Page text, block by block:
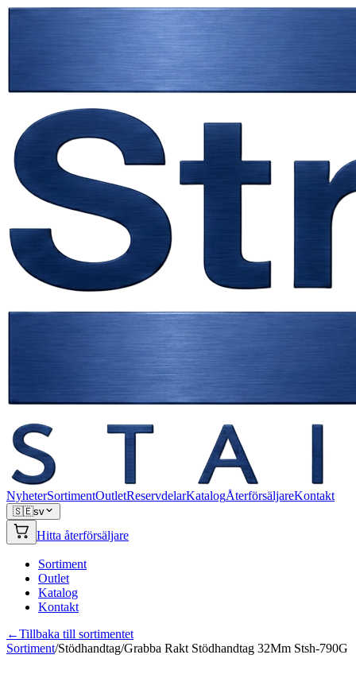
NyheterSortimentOutletReservdelarKatalogÅterförsäljareKontakt
🇸🇪sv
Hitta återförsäljare
Sortiment
Outlet
Katalog
Kontakt
←Tillbaka till sortimentet
Sortiment/Stödhandtag/Grabba Rakt Stödhandtag 32Mm Stsh-790G